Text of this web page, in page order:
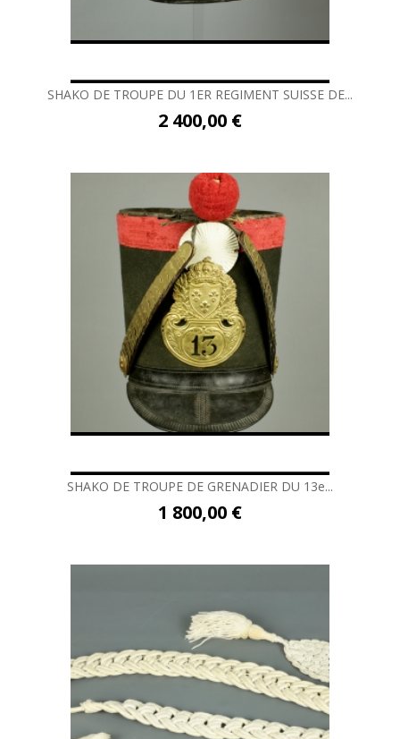
SHAKO DE TROUPE DU 1ER REGIMENT SUISSE DE...
2 400,00 €
SHAKO DE TROUPE DE GRENADIER DU 13e...
1 800,00 €